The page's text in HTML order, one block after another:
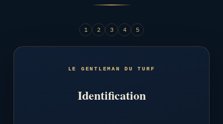
1 2 3 4 5
LE GENTLEMAN DU TURF
Identification